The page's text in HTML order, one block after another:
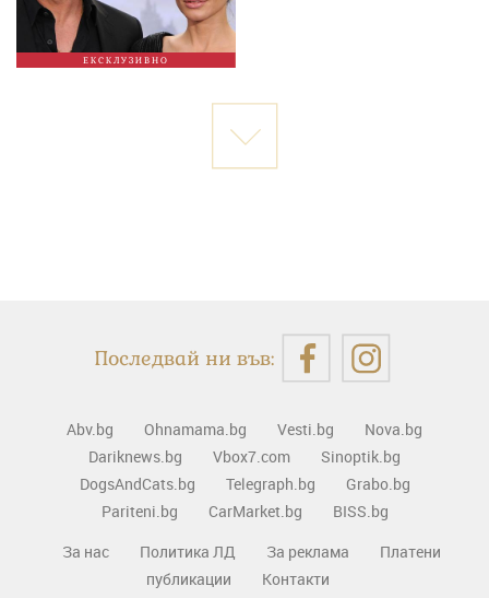
ЕКСКЛУЗИВНО
Последвай ни във:
Abv.bg Ohnamama.bg Vesti.bg
Nova.bg
Dariknews.bg
Vbox7.com
Sinoptik.bg
DogsAndCats.bg
Telegraph.bg
Grabo.bg
Pariteni.bg
CarMarket.bg
BISS.bg
За нас
Политика ЛД За реклама
Платени
публикации
Контакти